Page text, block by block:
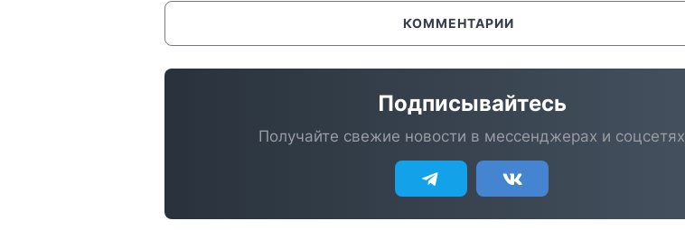
КОММЕНТАРИИ
Подписывайтесь
Получайте свежие новости в мессенджерах и соцсетях